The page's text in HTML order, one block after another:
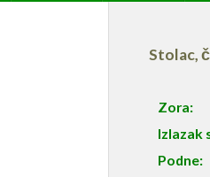
Stolac,
Zora:
Izlazak
Podne: